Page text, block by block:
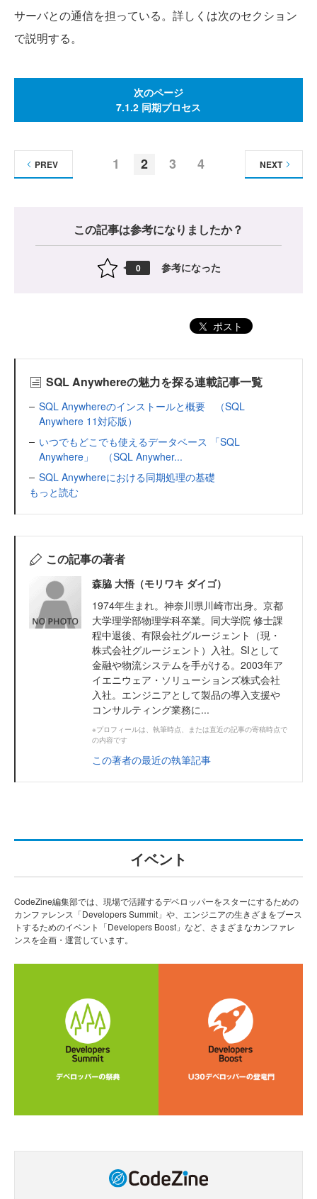
サーバとの通信を担っている。詳しくは次のセクション
で説明する。
次のページ
7.1.2 同期プロセス
1 2 3 4
PREV NEXT
この記事は参考になりましたか？
0 参考になった
ポスト
SQL Anywhereの魅力を探る連載記事一覧
SQL Anywhereのインストールと概要 （SQL
Anywhere 11対応版）
いつでもどこでも使えるデータベース 「SQL
Anywhere」 （SQL Anywher...
SQL Anywhereにおける同期処理の基礎
もっと読む
この記事の著者
森脇 大悟（モリワキ ダイゴ）
1974年生まれ。神奈川県川崎市出身。京都
大学理学部物理学科卒業。同大学院 修士課
程中退後、有限会社グルージェント（現・
株式会社グルージェント）入社。SIとして
金融や物流システムを手がける。2003年ア
イエニウェア・ソリューションズ株式会社
入社。エンジニアとして製品の導入支援や
コンサルティング業務に...
※プロフィールは、執筆時点、または直近の記事の寄稿時点で
の内容です
この著者の最近の執筆記事
イベント
CodeZine編集部では、現場で活躍するデベロッパーをスターにするための
カンファレンス「Developers Summit」や、エンジニアの生きざまをブース
トするためのイベント「Developers Boost」など、さまざまなカンファレ
ンスを企画・運営しています。